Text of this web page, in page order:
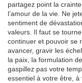
partagez point la
l’amour de la vie. Ne
sentiment de
valeurs. Il faut se
continuer et pouvoir se
avancer, gravir les
la paix, la formulation
gaspillez pas votre
essentiel à votre être, à